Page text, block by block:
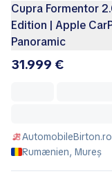
Cupra Formentor
Edition | Apple
Panoramic
31.999 €
AutomobileBirton.ro
Rumænien, Mureș